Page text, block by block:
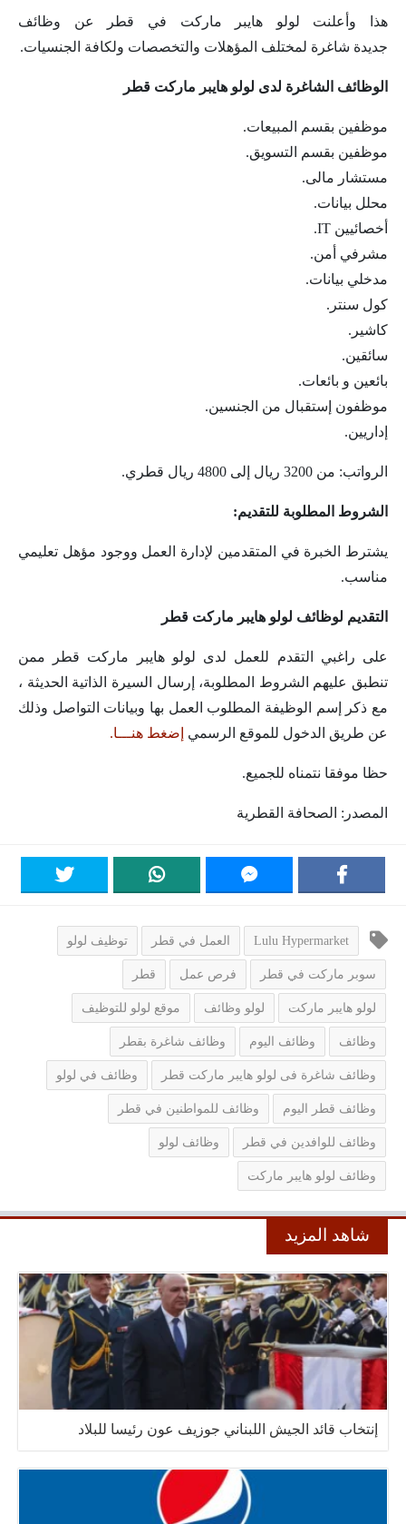
هذا وأعلنت لولو هايبر ماركت في قطر عن وظائف
جديدة شاغرة لمختلف المؤهلات والتخصصات ولكافة الجنسيات.
الوظائف الشاغرة لدى لولو هايبر ماركت قطر
موظفين بقسم المبيعات.
موظفين بقسم التسويق.
مستشار مالى.
محلل بيانات.
أخصائيين IT.
مشرفي أمن.
مدخلي بيانات.
كول سنتر.
كاشير.
سائقين.
بائعين و بائعات.
موظفون إستقبال من الجنسين.
إداريين.
الرواتب: من 3200 ريال إلى 4800 ريال قطري.
الشروط المطلوبة للتقديم:
يشترط الخبرة في المتقدمين لإدارة العمل ووجود مؤهل تعليمي
مناسب.
التقديم لوظائف لولو هايبر ماركت قطر
على راغبي التقدم للعمل لدى لولو هايبر ماركت قطر ممن
تنطبق عليهم الشروط المطلوبة، إرسال السيرة الذاتية الحديثة ،
مع ذكر إسم الوظيفة المطلوب العمل بها وبيانات التواصل وذلك
عن طريق الدخول للموقع الرسمي إضغط هنـــا.
حظا موفقا نتمناه للجميع.
المصدر: الصحافة القطرية
Lulu Hypermarket العمل في قطر توظيف لولو
سوبر ماركت في قطر فرص عمل قطر
لولو هايبر ماركت لولو وظائف موقع لولو للتوظيف
وظائف وظائف اليوم وظائف شاغرة بقطر
وظائف شاغرة فى لولو هايبر ماركت قطر وظائف في لولو
وظائف قطر اليوم وظائف للمواطنين في قطر
وظائف للوافدين في قطر وظائف لولو
وظائف لولو هايبر ماركت
شاهد المزيد
إنتخاب قائد الجيش اللبناني جوزيف عون رئيسا للبلاد